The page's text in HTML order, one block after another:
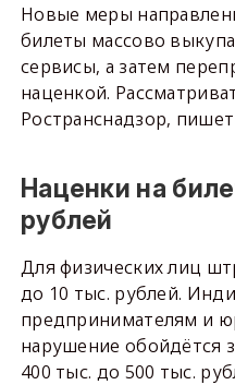
Новые меры
билеты массово
сервисы, а затем
наценкой.
Ространснадзор, пишет
Наценки на
рублей
Для физических лиц
до 10 тыс. рублей.
предпринимателям и
нарушение обойдётся
400 тыс. до 500 тыс.